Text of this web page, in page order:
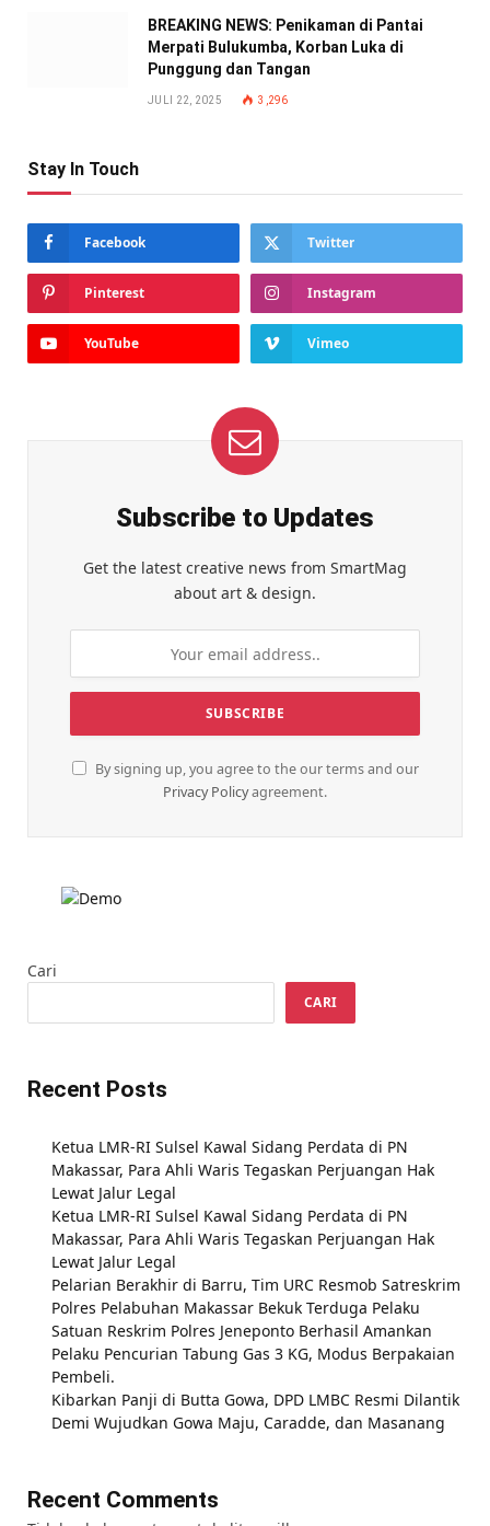
BREAKING NEWS: Penikaman di Pantai
Merpati Bulukumba, Korban Luka di
Punggung dan Tangan
JULI 22, 2025 3,296
Stay In Touch
Facebook Twitter
Pinterest Instagram
YouTube Vimeo
Subscribe to Updates
Get the latest creative news from SmartMag
about art & design.
By signing up, you agree to the our terms and our
Privacy Policyagreement.
Cari
CARI
Recent Posts
Ketua LMR-RI Sulsel Kawal Sidang Perdata di PN
Makassar, Para Ahli Waris Tegaskan Perjuangan Hak
Lewat Jalur Legal
Ketua LMR-RI Sulsel Kawal Sidang Perdata di PN
Makassar, Para Ahli Waris Tegaskan Perjuangan Hak
Lewat Jalur Legal
Pelarian Berakhir di Barru, Tim URC Resmob Satreskrim
Polres Pelabuhan Makassar Bekuk Terduga Pelaku
Satuan Reskrim Polres Jeneponto Berhasil Amankan
Pelaku Pencurian Tabung Gas 3 KG, Modus Berpakaian
Pembeli.
Kibarkan Panji di Butta Gowa, DPD LMBC Resmi Dilantik
Demi Wujudkan Gowa Maju, Caradde, dan Masanang
Recent Comments